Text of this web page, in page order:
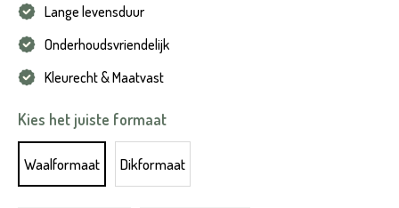
Lange levensduur
Onderhoudsvriendelijk
Kleurecht & Maatvast
Kies het juiste formaat
Waalformaat Dikformaat